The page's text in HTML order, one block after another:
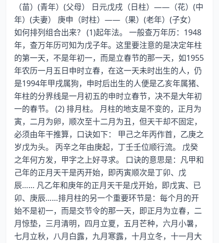
（苗）(青年）(父母） 日元戊戌（日柱）——（花）(中
年）(夫妻） 庚申（时柱）——（果）(老年）(子女）
如何排列组合出来？ (1)起年法。 一般查万年历：1948
年，查万年历可知为戊子年。这里要注意的是决定年柱
的第一天，不是年初一，而是立春节的那一天，如1955
年农历一月五日申时立春，在这一天未时出生的人，仍
是1994年甲戌属狗，申时后出生的人便是乙亥年属猪、
年柱的分界线是一月初五的申时立春节，决不是大年初
一的春节。 (2) 排月柱。 月柱的地支是不变的，正月为
寅，二月为卵，顺次至十二月为丑，但天干却不固定，
必须由年干推算，口诀如下： 甲己之年丙作首，乙庚之
岁戊为头。 丙辛之年由庚起，丁壬壬位顺行流。 戊癸
之年何方发，甲字之上好寻求。 口诀的意思是：凡甲和
己年的正月天干是丙开始，即丙寅顺次是丁卯、戊
辰…… 凡乙年和庚年的正月天干是戊开始，即戊寅、已
卯、庚辰……排月柱的另一个重要环节是：每个月的开
始不是初一，而是交节令的那一天，即正月为立春，二
月惊垫，三月清明，四月立夏，五月芒种，六月小暑，
七月立秋，八月白露，九月寒露，十月立冬，十一月大